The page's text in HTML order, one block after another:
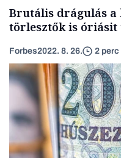
Brutális drágulás a
törlesztők is óriásit
Forbes2022. 8. 26. 2 perc